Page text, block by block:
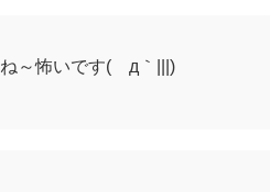
～怖いです(´д｀|||)